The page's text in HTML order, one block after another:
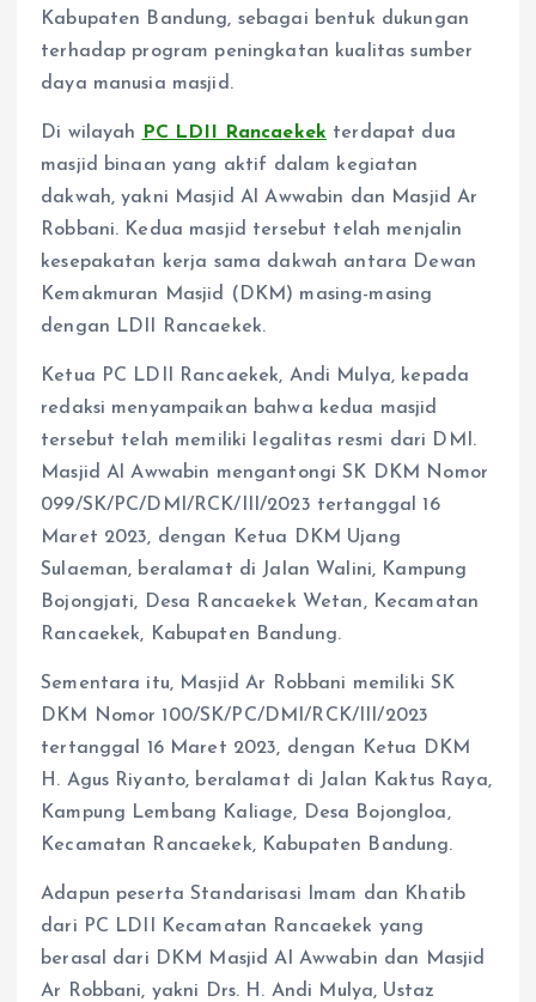
Kabupaten Bandung, sebagai bentuk dukungan
terhadap program peningkatan kualitas sumber
daya manusia masjid.
Di wilayah PC LDII Rancaekek terdapat dua
masjid binaan yang aktif dalam kegiatan
dakwah, yakni Masjid Al Awwabin dan Masjid Ar
Robbani. Kedua masjid tersebut telah menjalin
kesepakatan kerja sama dakwah antara Dewan
Kemakmuran Masjid (DKM) masing-masing
dengan LDII Rancaekek.
Ketua PC LDII Rancaekek, Andi Mulya, kepada
redaksi menyampaikan bahwa kedua masjid
tersebut telah memiliki legalitas resmi dari DMI.
Masjid Al Awwabin mengantongi SK DKM Nomor
099/SK/PC/DMI/RCK/III/2023 tertanggal 16
Maret 2023, dengan Ketua DKM Ujang
Sulaeman, beralamat di Jalan Walini, Kampung
Bojongjati, Desa Rancaekek Wetan, Kecamatan
Rancaekek, Kabupaten Bandung.
Sementara itu, Masjid Ar Robbani memiliki SK
DKM Nomor 100/SK/PC/DMI/RCK/III/2023
tertanggal 16 Maret 2023, dengan Ketua DKM
H. Agus Riyanto, beralamat di Jalan Kaktus Raya,
Kampung Lembang Kaliage, Desa Bojongloa,
Kecamatan Rancaekek, Kabupaten Bandung.
Adapun peserta Standarisasi Imam dan Khatib
dari PC LDII Kecamatan Rancaekek yang
berasal dari DKM Masjid Al Awwabin dan Masjid
Ar Robbani, yakni Drs. H. Andi Mulya, Ustaz